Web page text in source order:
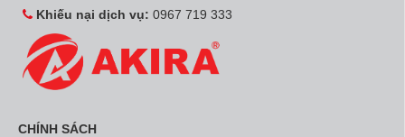
Khiếu nại dịch vụ: 0967 719 333
CHÍNH SÁCH